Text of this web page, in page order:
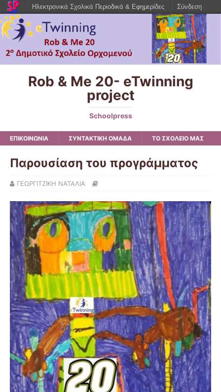
Rob & Me 20- eTwinning
project
Schoolpress
ΕΠΙΚΟΙΝΩΝΙΑ ΣΥΝΤΑΚΤΙΚΗ ΟΜΑΔΑ ΤΟ ΣΧΟΛΕΙΟ ΜΑΣ
Παρουσίαση του προγράμματος
ΓΕΩΡΓΙΤΖΙΚΗ ΝΑΤΑΛΙΑ
Ηλεκτρονικά Σχολικά Περιοδικά & Εφημερίδες Σύνδεση